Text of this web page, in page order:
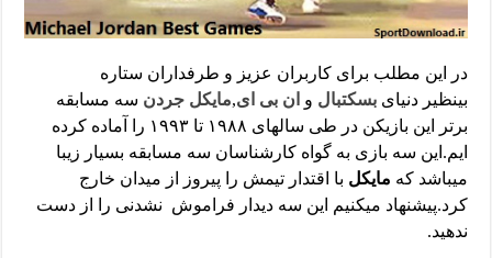
در این مطلب برای کاربران عزیز و طرفداران ستاره
بینظیر دنیایبسکتبال و ان بی ای,مایکل جردن سه مسابقه
برتر این بازیکن در طی سالهای ۱۹۸۸ تا ۱۹۹۳ را آماده کرده
ایم.این سه بازی به گواه کارشناسان سه مسابقه بسیار زیبا
میباشد که مایکل با اقتدار تیمش را پیروز از میدان خارج
کرد.پیشنهاد میکنیم این سه دیدار فراموش نشدنی را از دست
ندهید.